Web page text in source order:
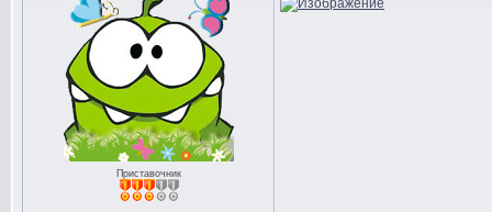
Приставочник